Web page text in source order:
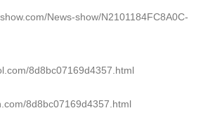
News-show/N2101184FC8A0C-
8d8bc07169d4357.html
8d8bc07169d4357.html